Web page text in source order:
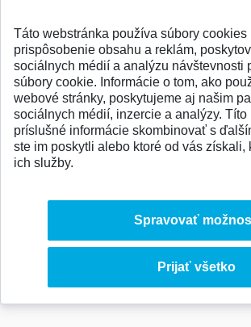
© 2026 Slovenská technická
Táto webstránka používa súbory cookies
prispôsobenie obsahu a reklám,
sociálnych médií a analýzu návštevnosti
súbory cookie. Informácie o tom, ako
webové stránky, poskytujeme aj našim
sociálnych médií, inzercie a analýzy. Títo
príslušné informácie skombinovať s
ste im poskytli alebo ktoré od vás získali,
ich služby.
Spravovať
Prijať všetko